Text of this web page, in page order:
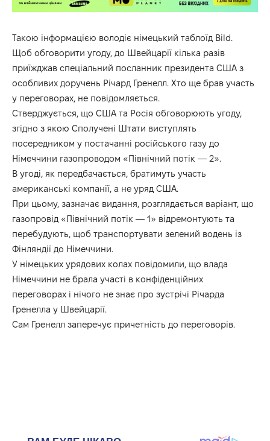
Такою інформацією володіє німецький таблоїд Bild.
Щоб обговорити угоду, до Швейцарії кілька разів
приїжджав спеціальний посланник президента США з
особливих доручень Річард Гренелл. Хто ще брав участь
у переговорах, не повідомляється.
Стверджується, що США та Росія обговорюють угоду,
згідно з якою Сполучені Штати виступлять
посередником у постачанні російського газу до
Німеччини газопроводом «Північний потік — 2».
В угоді, як передбачається, братимуть участь
американські компанії, а не уряд США.
При цьому, зазначає видання, розглядається варіант, що
газопровід «Північний потік — 1» відремонтують та
перебудують, щоб транспортувати зелений водень із
Фінляндії до Німеччини.
У німецьких урядових колах повідомили, що влада
Німеччини не брала участі в конфіденційних
переговорах і нічого не знає про зустрічі Річарда
Гренелла у Швейцарії.
Сам Гренелл заперечує причетність до переговорів.